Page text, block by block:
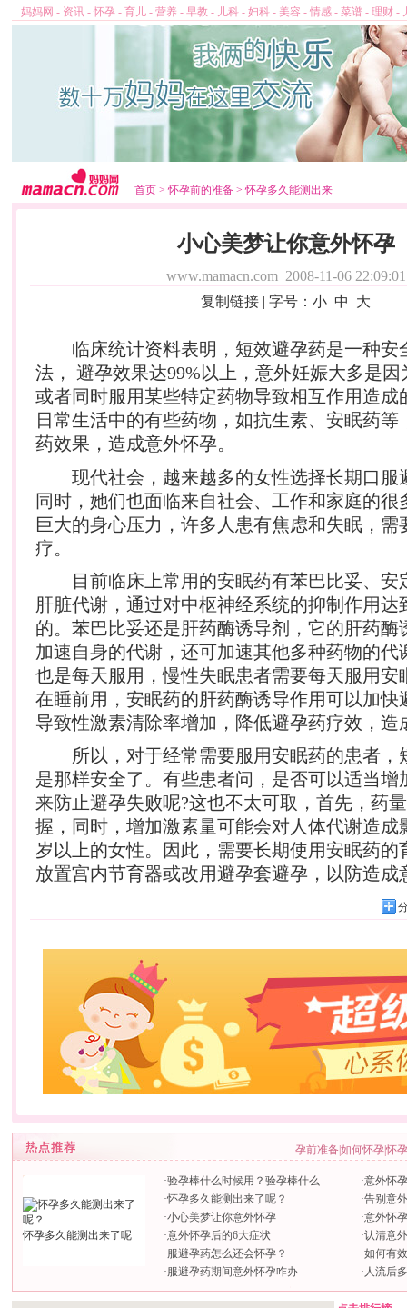
妈妈网 - 资讯 - 怀孕 - 育儿 - 营养 - 早教 - 儿科 - 妇科 - 美容 - 情感 - 菜谱 - 理财 -
首页 >怀孕前的准备 >怀孕多久能测出来
小心美梦让你意外怀孕
www.mamacn.com 2008-11-06 22:09:01
复制链接 | 字号： 小 中 大
临床统计资料表明，短效避孕药是一种安
法， 避孕效果达99%以上，意外妊娠大多是
或者同时服用某些特定药物导致相互作用造成
日常生活中的有些药物，如抗生素、安眠药等
药效果，造成意外怀孕。
现代社会，越来越多的女性选择长期口服
同时，她们也面临来自社会、工作和家庭的很
巨大的身心压力，许多人患有焦虑和失眠，需
疗。
目前临床上常用的安眠药有苯巴比妥、安
肝脏代谢，通过对中枢神经系统的抑制作用达
的。苯巴比妥还是肝药酶诱导剂，它的肝药酶
加速自身的代谢，还可加速其他多种药物的代
也是每天服用，慢性失眠患者需要每天服用安
在睡前用，安眠药的肝药酶诱导作用可以加快
导致性激素清除率增加，降低避孕药疗效，造
所以，对于经常需要服用安眠药的患者，
是那样安全了。有些患者问，是否可以适当增
来防止避孕失败呢?这也不太可取，首先，药
握，同时，增加激素量可能会对人体代谢造成
岁以上的女性。因此，需要长期使用安眠药的
放置宫内节育器或改用避孕套避孕，以防造成
孕前准备如何怀孕怀
怀孕多久能测出来了呢
·验孕棒什么时候用？验孕棒什么
·怀孕多久能测出来了呢？
·小心美梦让你意外怀孕
·意外怀孕后的6大症状
·服避孕药怎么还会怀孕？
·服避孕药期间意外怀孕咋办
·意外怀
·告别意
·意外怀
·认清意
·如何有
· 人流后